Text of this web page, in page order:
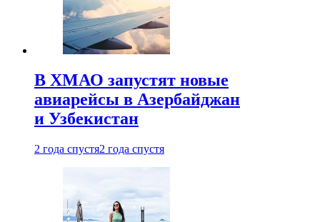
В ХМАО запустят новые
авиарейсы в Азербайджан
и Узбекистан
2 года спустя2 года спустя